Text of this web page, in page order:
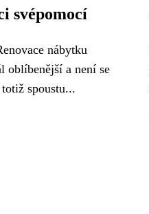
svépomocí
nábytku
oblíbenější a není se
spoustu...